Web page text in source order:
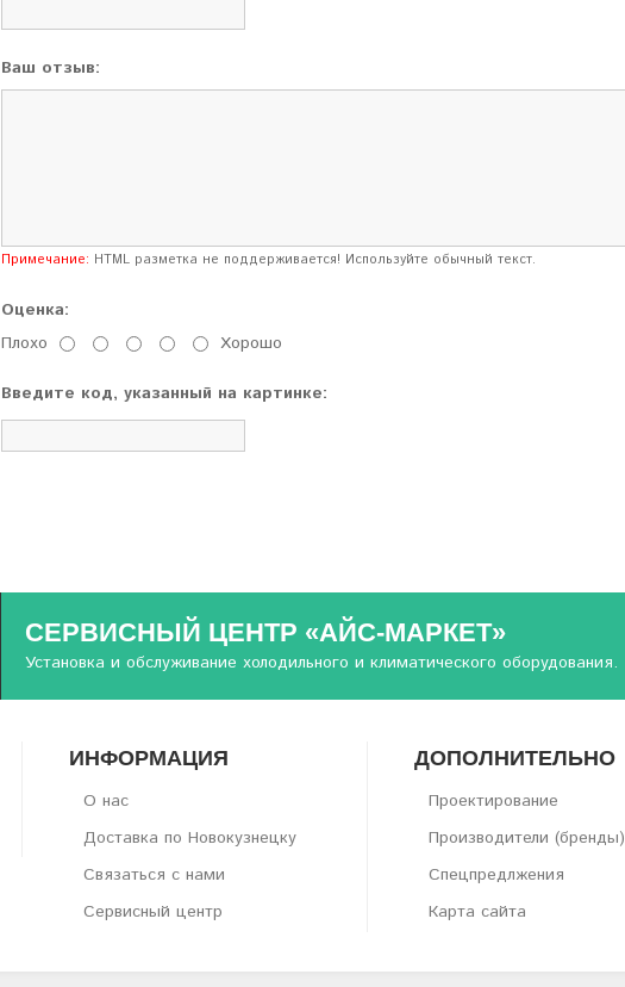
Ваш отзыв:
Примечание: HTML разметка не поддерживается! Используйте обычный текст.
Оценка:
Плохо
Хорошо
Введите код, указанный на картинке:
СЕРВИСНЫЙ ЦЕНТР «АЙС-МАРКЕТ»
Установка и обслуживание холодильного и климатического оборудования.
ИНФОРМАЦИЯ
О нас
Доставка по Новокузнецку
Связаться с нами
Сервисный центр
ДОПОЛНИТЕЛЬНО
Проектирование
Производители (бренды)
Спецпредлжения
Карта сайта